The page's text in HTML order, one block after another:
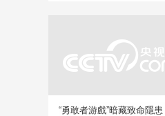
“勇敢者游戲”暗藏致命隱患